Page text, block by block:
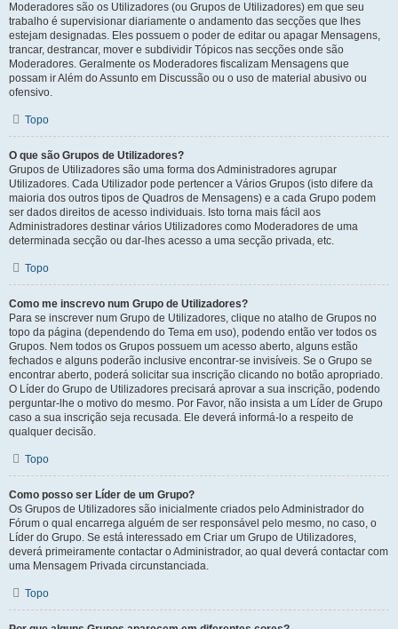
Moderadores são os Utilizadores (ou Grupos de Utilizadores) em que seu
trabalho é supervisionar diariamente o andamento das secções que lhes
estejam designadas. Eles possuem o poder de editar ou apagar Mensagens,
trancar, destrancar, mover e subdividir Tópicos nas secções onde são
Moderadores. Geralmente os Moderadores fiscalizam Mensagens que
possam ir Além do Assunto em Discussão ou o uso de material abusivo ou
ofensivo.
Topo
O que são Grupos de Utilizadores?
Grupos de Utilizadores são uma forma dos Administradores agrupar
Utilizadores. Cada Utilizador pode pertencer a Vários Grupos (isto difere da
maioria dos outros tipos de Quadros de Mensagens) e a cada Grupo podem
ser dados direitos de acesso individuais. Isto torna mais fácil aos
Administradores destinar vários Utilizadores como Moderadores de uma
determinada secção ou dar-lhes acesso a uma secção privada, etc.
Topo
Como me inscrevo num Grupo de Utilizadores?
Para se inscrever num Grupo de Utilizadores, clique no atalho de Grupos no
topo da página (dependendo do Tema em uso), podendo então ver todos os
Grupos. Nem todos os Grupos possuem um acesso aberto, alguns estão
fechados e alguns poderão inclusive encontrar-se invisíveis. Se o Grupo se
encontrar aberto, poderá solicitar sua inscrição clicando no botão apropriado.
O Líder do Grupo de Utilizadores precisará aprovar a sua inscrição, podendo
perguntar-lhe o motivo do mesmo. Por Favor, não insista a um Líder de Grupo
caso a sua inscrição seja recusada. Ele deverá informá-lo a respeito de
qualquer decisão.
Topo
Como posso ser Líder de um Grupo?
Os Grupos de Utilizadores são inicialmente criados pelo Administrador do
Fórum o qual encarrega alguém de ser responsável pelo mesmo, no caso, o
Líder do Grupo. Se está interessado em Criar um Grupo de Utilizadores,
deverá primeiramente contactar o Administrador, ao qual deverá contactar com
uma Mensagem Privada circunstanciada.
Topo